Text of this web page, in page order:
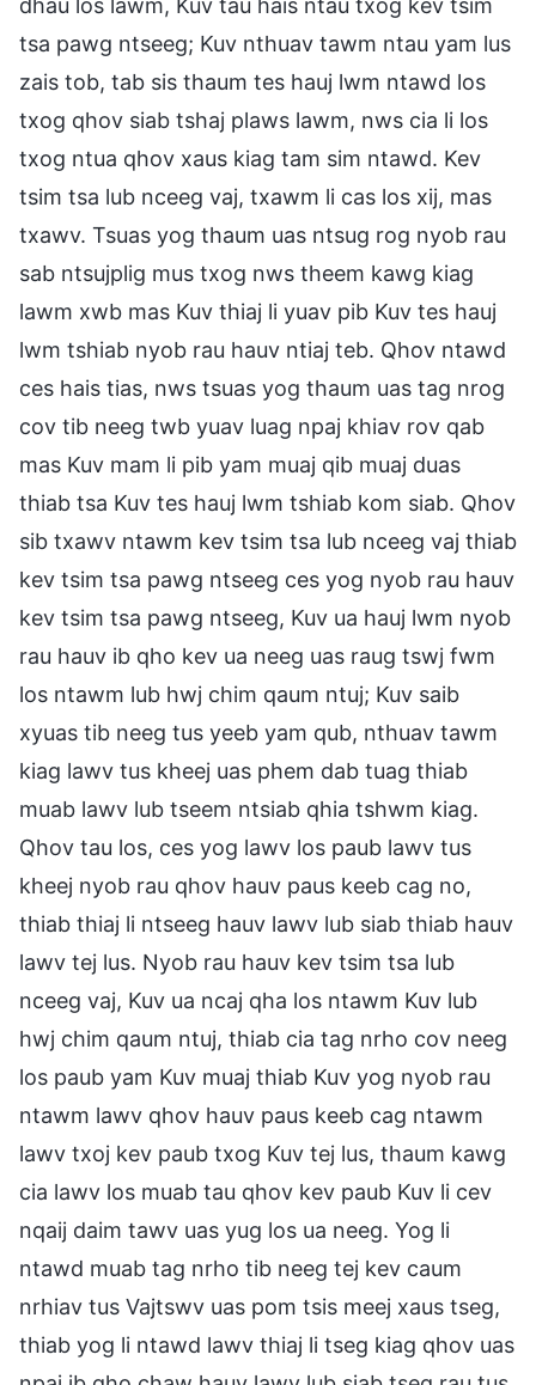
tsa pawg ntseeg; Kuv nthuav tawm ntau yam lus
zais tob, tab sis thaum tes hauj lwm ntawd los
txog qhov siab tshaj plaws lawm, nws cia li los
txog ntua qhov xaus kiag tam sim ntawd. Kev
tsim tsa lub nceeg vaj, txawm li cas los xij, mas
txawv. Tsuas yog thaum uas ntsug rog nyob rau
sab ntsujplig mus txog nws theem kawg kiag
lawm xwb mas Kuv thiaj li yuav pib Kuv tes hauj
lwm tshiab nyob rau hauv ntiaj teb. Qhov ntawd
ces hais tias, nws tsuas yog thaum uas tag nrog
cov tib neeg twb yuav luag npaj khiav rov qab
mas Kuv mam li pib yam muaj qib muaj duas
thiab tsa Kuv tes hauj lwm tshiab kom siab. Qhov
sib txawv ntawm kev tsim tsa lub nceeg vaj thiab
kev tsim tsa pawg ntseeg ces yog nyob rau hauv
kev tsim tsa pawg ntseeg, Kuv ua hauj lwm nyob
rau hauv ib qho kev ua neeg uas raug tswj fwm
los ntawm lub hwj chim qaum ntuj; Kuv saib
xyuas tib neeg tus yeeb yam qub, nthuav tawm
kiag lawv tus kheej uas phem dab tuag thiab
muab lawv lub tseem ntsiab qhia tshwm kiag.
Qhov tau los, ces yog lawv los paub lawv tus
kheej nyob rau qhov hauv paus keeb cag no,
thiab thiaj li ntseeg hauv lawv lub siab thiab hauv
lawv tej lus. Nyob rau hauv kev tsim tsa lub
nceeg vaj, Kuv ua ncaj qha los ntawm Kuv lub
hwj chim qaum ntuj, thiab cia tag nrho cov neeg
los paub yam Kuv muaj thiab Kuv yog nyob rau
ntawm lawv qhov hauv paus keeb cag ntawm
lawv txoj kev paub txog Kuv tej lus, thaum kawg
cia lawv los muab tau qhov kev paub Kuv li cev
nqaij daim tawv uas yug los ua neeg. Yog li
ntawd muab tag nrho tib neeg tej kev caum
nrhiav tus Vajtswv uas pom tsis meej xaus tseg,
thiab yog li ntawd lawv thiaj li tseg kiag qhov uas